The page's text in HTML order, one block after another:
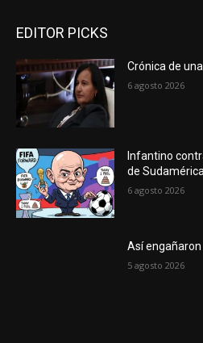
EDITOR PICKS
Crónica de
6 agosto 2026
Infantino
de
6 agosto 2026
Así
5 agosto 2026